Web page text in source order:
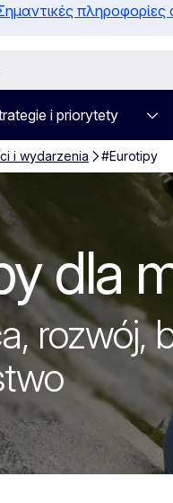
i priorytety
i wydarzenia #Eurotipy
dla
rozwój,